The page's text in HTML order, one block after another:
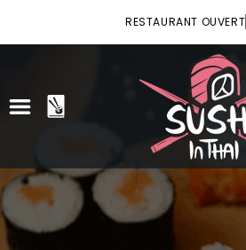
RESTAURANT OUVERT
ACCUEIL